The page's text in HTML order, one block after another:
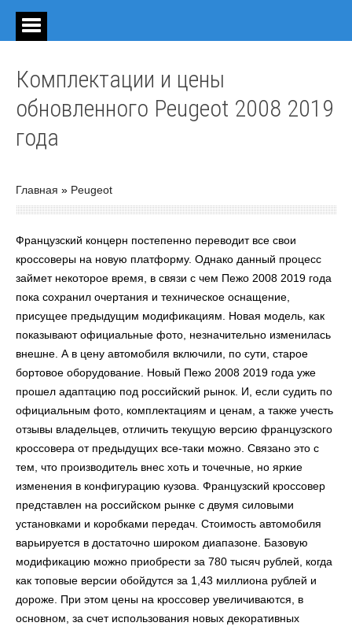
Комплектации и цены
обновленного Peugeot 2008 2019
года
Главная » Peugeot
Французский концерн постепенно переводит все свои
кроссоверы на новую платформу. Однако данный процесс
займет некоторое время, в связи с чем Пежо 2008 2019 года
пока сохранил очертания и техническое оснащение,
присущее предыдущим модификациям. Новая модель, как
показывают официальные фото, незначительно изменилась
внешне. А в цену автомобиля включили, по сути, старое
бортовое оборудование. Новый Пежо 2008 2019 года уже
прошел адаптацию под российский рынок. И, если судить по
официальным фото, комплектациям и ценам, а также учесть
отзывы владельцев, отличить текущую версию французского
кроссовера от предыдущих все-таки можно. Связано это с
тем, что производитель внес хоть и точечные, но яркие
изменения в конфигурацию кузова. Французский кроссовер
представлен на российском рынке с двумя силовыми
установками и коробками передач. Стоимость автомобиля
варьируется в достаточно широком диапазоне. Базовую
модификацию можно приобрести за 780 тысяч рублей, когда
как топовые версии обойдутся за 1,43 миллиона рублей и
дороже. При этом цены на кроссовер увеличиваются, в
основном, за счет использования новых декоративных